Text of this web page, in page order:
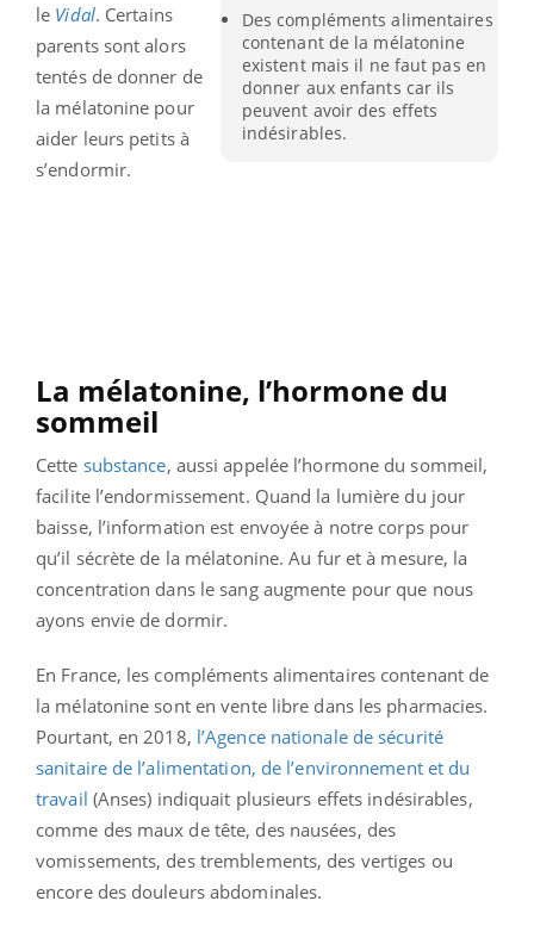
Des compléments alimentaires
contenant de la mélatonine
existent mais il ne faut pas en
donner aux enfants car ils
peuvent avoir des effets
indésirables.
le Vidal. Certains
parents sont alors
tentés de donner de
la mélatonine pour
aider leurs petits à
s’endormir.
La mélatonine, l’hormone du
sommeil
Cette substance, aussi appelée l’hormone du sommeil,
facilite l’endormissement. Quand la lumière du jour
baisse, l’information est envoyée à notre corps pour
qu’il sécrète de la mélatonine. Au fur et à mesure, la
concentration dans le sang augmente pour que nous
ayons envie de dormir.
En France, les compléments alimentaires contenant de
la mélatonine sont en vente libre dans les pharmacies.
Pourtant, en 2018, l’Agence nationale de sécurité
sanitaire de l’alimentation, de l’environnement et du
travail (Anses) indiquait plusieurs effets indésirables,
comme des maux de tête, des nausées, des
vomissements, des tremblements, des vertiges ou
encore des douleurs abdominales.